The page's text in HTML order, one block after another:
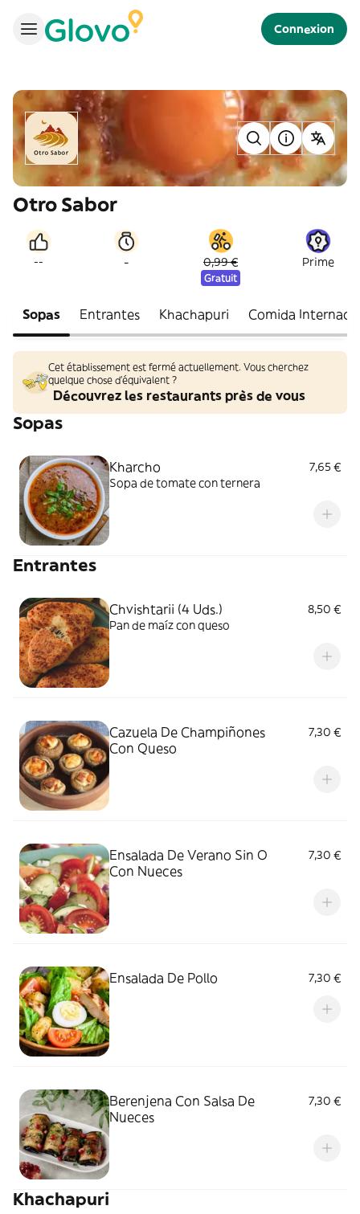
Connexion
Otro Sabor
-- - 0,99 €
Gratuit
Prime
Sopas Entrantes Khachapuri Comida
Cet établissement est fermé actuellement. Vous cherchez
quelque chose d'équivalent ?
Découvrez les restaurants près de vous
Sopas
Kharcho
7,65 €
Sopa de tomate con ternera
Entrantes
Chvishtarii (4 Uds.)
8,50 €
Pan de maíz con queso
Cazuela De Champiñones
Con Queso
7,30 €
Ensalada De Verano Sin O
Con Nueces
7,30 €
Ensalada De Pollo 7,30 €
Berenjena Con Salsa De
Nueces
7,30 €
Khachapuri